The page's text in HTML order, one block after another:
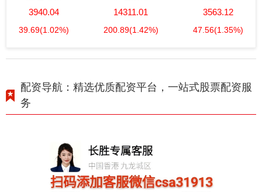
3940.04
39.69(1.02%)
14311.01
200.89(1.42%)
3563.12
47.56(1.35%)
配资导航：精选优质配资平台，一站式股票配资服
务